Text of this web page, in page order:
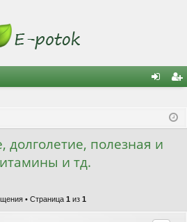
ис
долголетие, полезная и
и тд.
• Страница 1 из 1